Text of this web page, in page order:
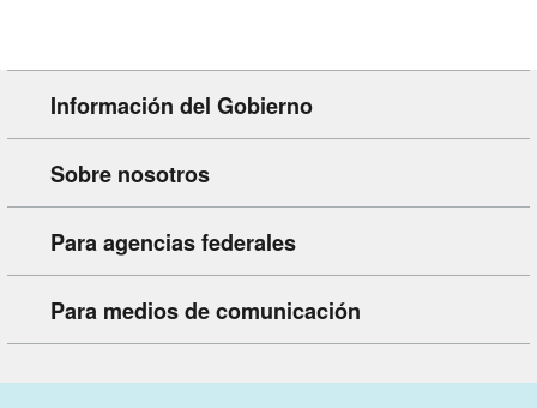
Información del Gobierno
Sobre nosotros
Para agencias federales
Para medios de comunicación